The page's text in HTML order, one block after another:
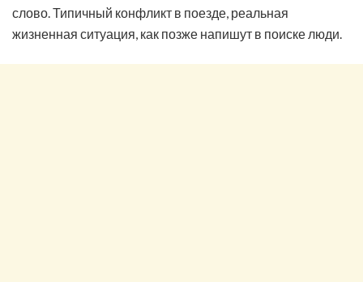
слово. Типичный конфликт в поезде, реальная
жизненная ситуация, как позже напишут в поиске люди.